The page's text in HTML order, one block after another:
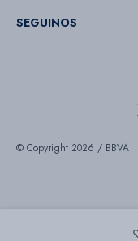
SEGUINOS
© Copyright 2026 / BBVA